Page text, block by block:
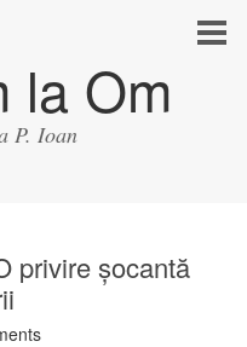
la Om
P. Ioan
privire șocantă